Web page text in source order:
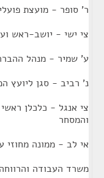
ר' סופר - מועצת
צי ישי - יושב-ראש
ע' שמיר - מנהל
נ' רביב - סגן ליועץ
צי אנגל - כלכלן
והמסחר
אי לב - ממונה מחוזי
משרד העבודה והרווחה